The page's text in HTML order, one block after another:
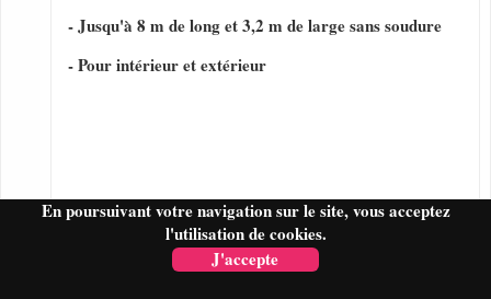
En poursuivant votre navigation sur le site, vous acceptez
l'utilisation de cookies.
J'accepte
- Jusqu'à 8 m de long et 3,2 m de large sans soudure
- Pour intérieur et extérieur